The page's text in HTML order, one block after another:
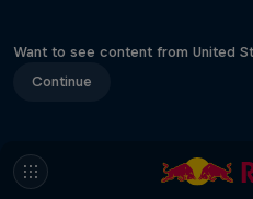
Want to see content from United
Continue